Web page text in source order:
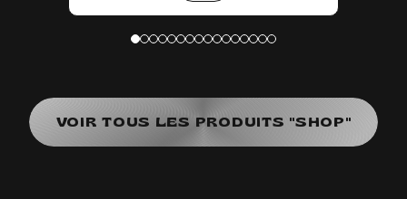
VOIR TOUS LES PRODUITS "SHOP"